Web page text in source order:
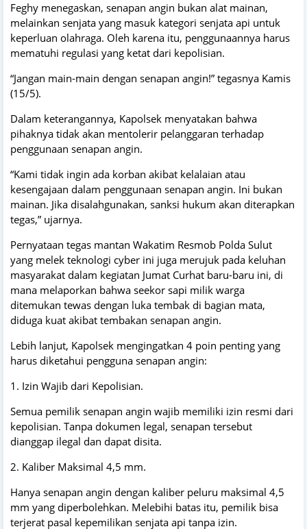
Feghy menegaskan, senapan angin bukan alat mainan,
melainkan senjata yang masuk kategori senjata api untuk
keperluan olahraga. Oleh karena itu, penggunaannya harus
mematuhi regulasi yang ketat dari kepolisian.
“Jangan main-main dengan senapan angin!” tegasnya Kamis
(15/5).
Dalam keterangannya, Kapolsek menyatakan bahwa
pihaknya tidak akan mentolerir pelanggaran terhadap
penggunaan senapan angin.
“Kami tidak ingin ada korban akibat kelalaian atau
kesengajaan dalam penggunaan senapan angin. Ini bukan
mainan. Jika disalahgunakan, sanksi hukum akan diterapkan
tegas,” ujarnya.
Pernyataan tegas mantan Wakatim Resmob Polda Sulut
yang melek teknologi cyber ini juga merujuk pada keluhan
masyarakat dalam kegiatan Jumat Curhat baru-baru ini, di
mana melaporkan bahwa seekor sapi milik warga
ditemukan tewas dengan luka tembak di bagian mata,
diduga kuat akibat tembakan senapan angin.
Lebih lanjut, Kapolsek mengingatkan 4 poin penting yang
harus diketahui pengguna senapan angin:
1. Izin Wajib dari Kepolisian.
Semua pemilik senapan angin wajib memiliki izin resmi dari
kepolisian. Tanpa dokumen legal, senapan tersebut
dianggap ilegal dan dapat disita.
2. Kaliber Maksimal 4,5 mm.
Hanya senapan angin dengan kaliber peluru maksimal 4,5
mm yang diperbolehkan. Melebihi batas itu, pemilik bisa
terjerat pasal kepemilikan senjata api tanpa izin.